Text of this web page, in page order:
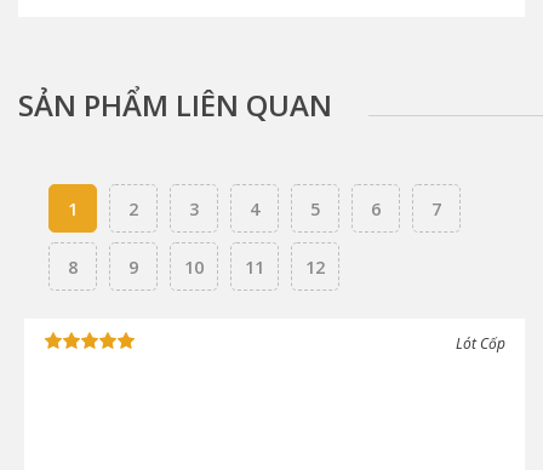
SẢN PHẨM LIÊN QUAN
1 2 3 4 5 6 7
8 9 10 11 12
Lót Cốp